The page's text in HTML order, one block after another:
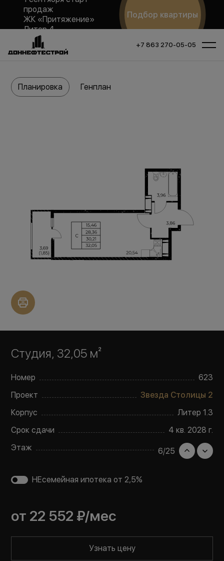
продаж
ЖК «Притяжение»
Литер 4
Подбор квартиры
+7 863 270-05-05
Студия, 32,05 м²
Номер
623
Проект
Звезда Столицы 2
Корпус
Литер 1.3
Срок сдачи
4 кв. 2028 г.
Этаж
6/25
НЕсемейная ипотека от 2,5%
от 22 552 ₽/мес
Узнать цену
Планировка Генплан